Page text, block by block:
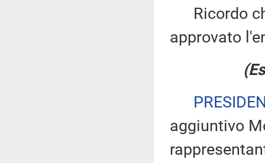
Ricordo
approvato
aggiuntivo